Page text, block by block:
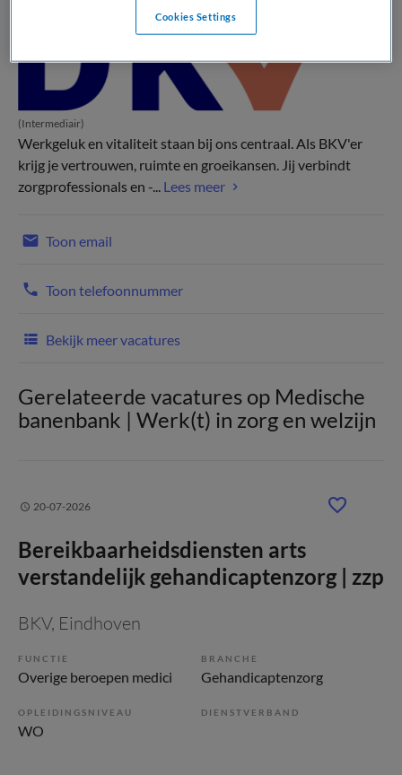
(Intermediair)
Werkgeluk en vitaliteit staan bij ons centraal. Als BKV'er
krijg je vertrouwen, ruimte en groeikansen. Jij verbindt
zorgprofessionals en -... Lees meer
Toon email
Toon telefoonnummer
Bekijk meer vacatures
Gerelateerde vacatures op Medische
banenbank | Werk(t) in zorg en welzijn
20-07-2026
Bereikbaarheidsdiensten arts
verstandelijk gehandicaptenzorg | zzp
BKV, Eindhoven
FUNCTIE
Overige beroepen medici
BRANCHE
Gehandicaptenzorg
OPLEIDINGSNIVEAU
WO
DIENSTVERBAND
Cookies Settings